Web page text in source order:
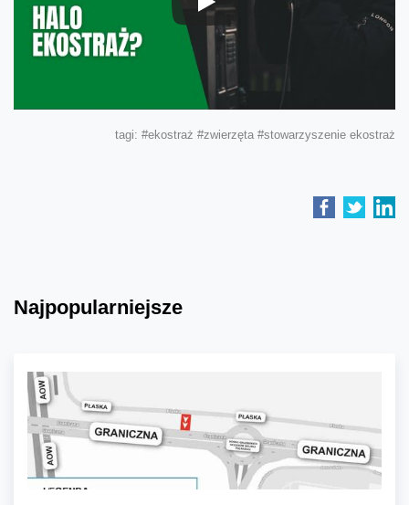
tagi: #ekostraż #zwierzęta #stowarzyszenie ekostraż
Najpopularniejsze